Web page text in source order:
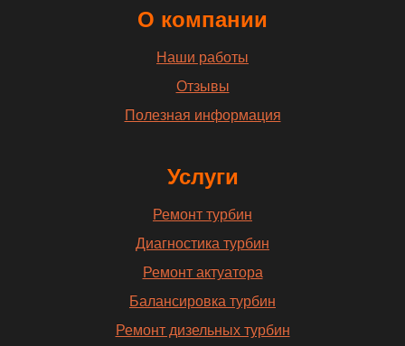
О компании
Наши работы
Отзывы
Полезная информация
Услуги
Ремонт турбин
Диагностика турбин
Ремонт актуатора
Балансировка турбин
Ремонт дизельных турбин